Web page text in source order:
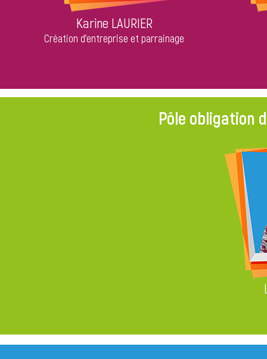
Karine LAURIER
Création d'entreprise et parrainage
Pôle obligation